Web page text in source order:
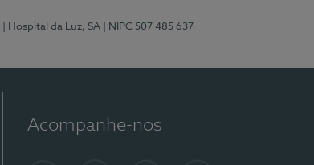
| Hospital da Luz, SA | NIPC 507 485 637
Acompanhe-nos